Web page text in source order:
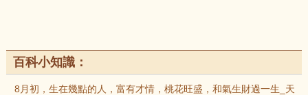
百科小知識：
8月初，生在幾點的人，富有才情，桃花旺盛，和氣生財過一生_天